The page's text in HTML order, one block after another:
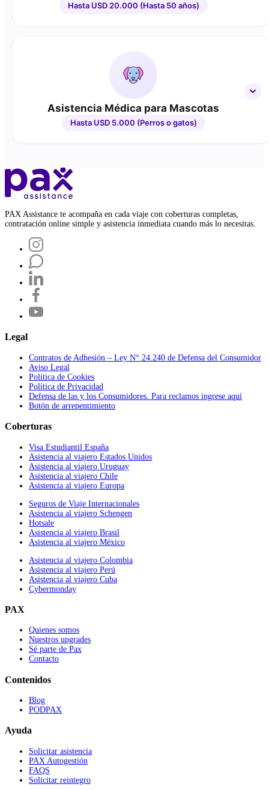
Hasta USD 20.000 (Hasta 50 años)
Asistencia Médica para Mascotas
Hasta USD 5.000 (Perros o gatos)
PAX Assistance te acompaña en cada viaje con coberturas completas,
contratación online simple y asistencia inmediata cuando más lo necesitas.
Legal
Contratos de Adhesión – Ley N° 24.240 de Defensa del Consumidor
Aviso Legal
Política de Cookies
Política de Privacidad
Defensa de las y los Consumidores. Para reclamos ingrese aquí
Botón de arrepentimiento
Coberturas
Visa Estudiantil España
Asistencia al viajero Estados Unidos
Asistencia al viajero Uruguay
Asistencia al viajero Chile
Asistencia al viajero Europa
Seguros de Viaje Internacionales
Asistencia al viajero Schengen
Hotsale
Asistencia al viajero Brasil
Asistencia al viajero México
Asistencia al viajero Colombia
Asistencia al viajero Perú
Asistencia al viajero Cuba
Cybermonday
PAX
Quienes somos
Nuestros upgrades
Sé parte de Pax
Contacto
Contenidos
Blog
PODPAX
Ayuda
Solicitar asistencia
PAX Autogestión
FAQS
Solicitar reintegro